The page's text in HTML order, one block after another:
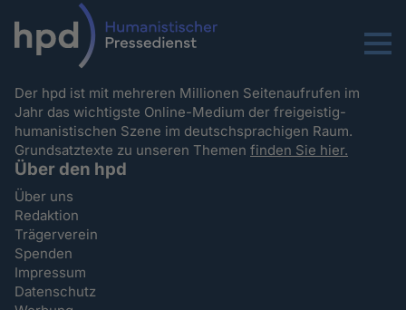
Menu
Der hpd ist mit mehreren Millionen Seitenaufrufen im
Jahr das wichtigste Online-Medium der freigeistig-
humanistischen Szene im deutschsprachigen Raum.
Grundsatztexte zu unseren Themenfinden Sie hier.
Über den hpd
Über uns
Redaktion
Trägerverein
Spenden
Impressum
Datenschutz